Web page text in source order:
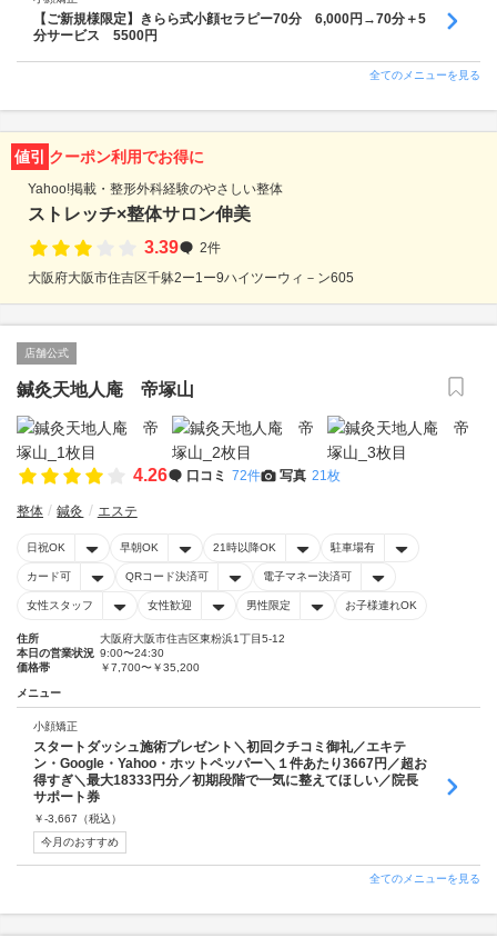
【ご新規様限定】きらら式小顔セラピー70分 6,000円→70分＋5
分サービス 5500円
全てのメニューを見る
値引 クーポン利用でお得に
Yahoo!掲載・整形外科経験のやさしい整体
ストレッチ×整体サロン伸美
3.39
2件
大阪府大阪市住吉区千躰2ー1ー9ハイツーウィ－ン605
店舗公式
鍼灸天地人庵 帝塚山
4.26 口コミ 72件 写真 21枚
整体 鍼灸 エステ
日祝OK 早朝OK 21時以降OK 駐車場有
カード可 QRコード決済可 電子マネー決済可
女性スタッフ 女性歓迎 男性限定 お子様連れOK
住所
大阪府大阪市住吉区東粉浜1丁目5-12
本日の営業状況 9:00〜24:30
価格帯
￥7,700〜￥35,200
メニュー
小顔矯正
スタートダッシュ施術プレゼント＼初回クチコミ御礼／エキテ
ン・Google・Yahoo・ホットペッパー＼１件あたり3667円／超お
得すぎ＼最大18333円分／初期段階で一気に整えてほしい／院長
サポート券
￥-3,667 （税込）
今月のおすすめ
全てのメニューを見る